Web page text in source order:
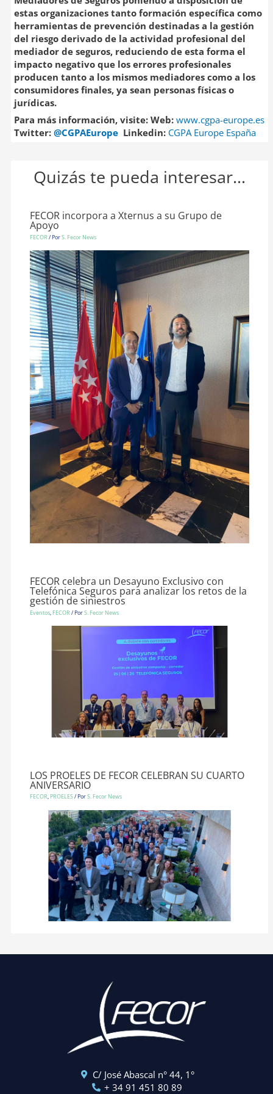
estas organizaciones tanto formación específica como
herramientas de prevención destinadas a la gestión
del riesgo derivado de la actividad profesional del
mediador de seguros, reduciendo de esta forma el
impacto negativo que los errores profesionales
producen tanto a los mismos mediadores como a los
consumidores finales, ya sean personas físicas o
jurídicas.
Para más información, visite: Web: www.cgpa-europe.es
Twitter: @CGPAEuropeLinkedin: CGPA Europe España
Quizás te pueda interesar...
FECOR incorpora a Xternus a su Grupo de
Apoyo
FECOR / PorS. Fecor News
FECOR celebra un Desayuno Exclusivo con
Telefónica Seguros para analizar los retos de la
gestión de siniestros
Eventos, FECOR / PorS. Fecor News
LOS PROELES DE FECOR CELEBRAN SU CUARTO
ANIVERSARIO
FECOR, PROELES/ PorS. Fecor News
C/ José Abascal n° 44, 1°
+ 34 91 451 80 89